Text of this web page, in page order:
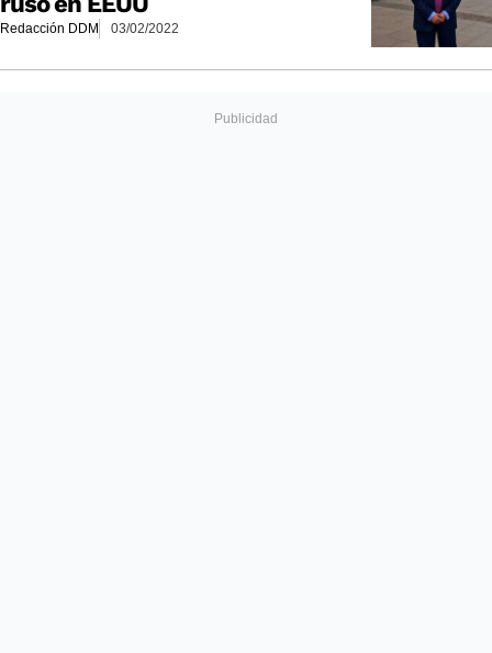
Redacción DDM 03/02/2022